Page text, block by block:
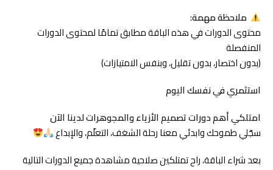
ملاحظة مهمة:
محتوى الدورات في هذه الباقة مطابق تمامًا لمحتوى الدورات
المنفصلة
(بدون اختصار، بدون تقليل، وبنفس الامتيازات)
استثمري في نفسك اليوم
امتلكي أهم دورات تصميم الأزياء والمجوهرات لدينا الآن
سجّلي طموحك وابدئي معنا رحلة الشغف، التعلّم، والإبداع
بعد شراء الباقة، راح تمتلكين صلاحية مشاهدة جميع الدورات التالية